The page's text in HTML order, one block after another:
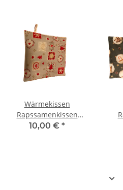
Wärmekissen
Rapssamenkissen
"Weihnachtsstimmung"
10,00 € *